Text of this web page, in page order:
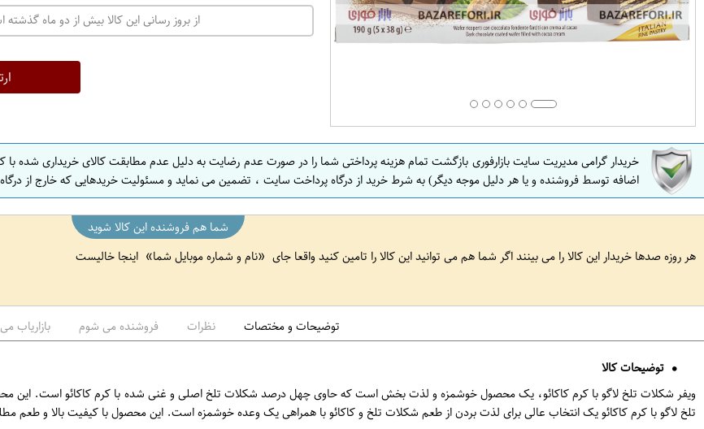
از بروز رسانی این کالا بیش از دو ماه
خریدار گرامی مدیریت سایت بازارفوری بازگشت تمام هزینه پرداختی شما را در صورت عدم رضایت به دلیل عدم مطابقت کالای خریداری شده
اضافه توسط فروشنده و یا هر دلیل موجه دیگر) به شرط خرید از درگاه پرداخت سایت ، تضمین می نماید و مسئولیت خریدهایی که خارج از
شما هم فروشنده این کالا شوید
هر روزه صدها خریدار این کالا را می بینند اگر شما هم می توانید این کالا را تامین کنید واقعا جای
نام و شماره موبایل شما اینجا خالیست
توضیحات و مختصات نظرات فروشنده می شوم بازاریاب
توضیحات کالا
تلخ لاگو با کرم کاکائو یک انتخاب عالی برای لذت بردن از طعم شکلات تلخ و کاکائو با همراهی یک وعده خوشمزه است. این محصول با کیفیت بالا و طعم